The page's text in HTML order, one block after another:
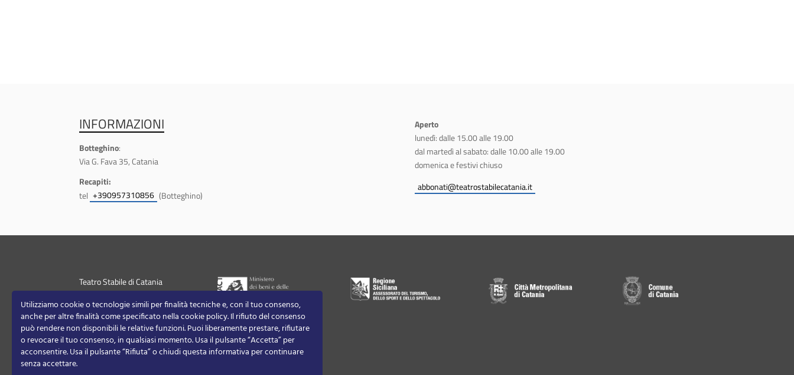
INFORMAZIONI
Botteghino:
Via G. Fava 35, Catania
Recapiti:
tel +390957310856 (Botteghino)
Aperto
lunedì: dalle 15.00 alle 19.00
dal martedì al sabato: dalle 10.00 alle 19.00
domenica e festivi chiuso
abbonati@teatrostabilecatania.it
Teatro Stabile di Catania
info@teatrostabilecatania.it
P.IVA/CF 00179020870
Contatti
Utilizziamo cookie o tecnologie simili per finalità tecniche e, con il tuo consenso,
anche per altre finalità come specificato nella cookie policy. Il rifiuto del consenso
può rendere non disponibili le relative funzioni.Puoi liberamente prestare, rifiutare
o revocare il tuo consenso, in qualsiasi momento.Usa il pulsante “Accetta” per
acconsentire. Usa il pulsante “Rifiuta” o chiudi questa informativa per continuare
senza accettare.